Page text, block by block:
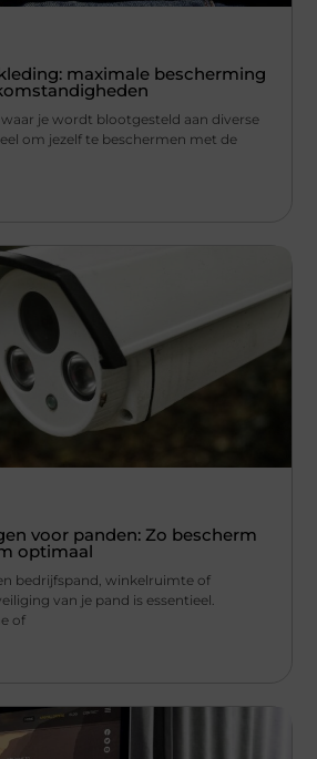
maximale bescherming
je wordt blootgesteld aan diverse
om jezelf te beschermen met de
voor panden: Zo bescherm
optimaal
bedrijfspand, winkelruimte of
van je pand is essentieel.
of